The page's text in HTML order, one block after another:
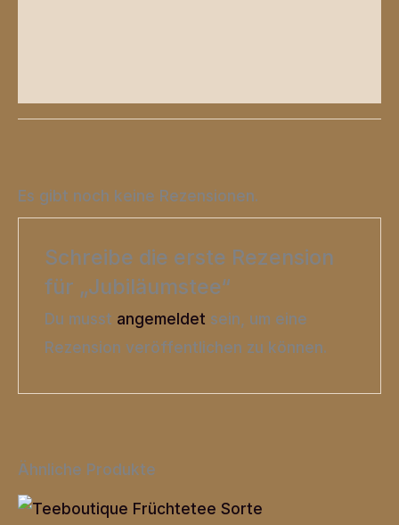
Es gibt noch keine Rezensionen.
Schreibe die erste Rezension
für „Jubiläumstee“
Du musst angemeldet sein, um eine
Rezension veröffentlichen zu können.
Ähnliche Produkte